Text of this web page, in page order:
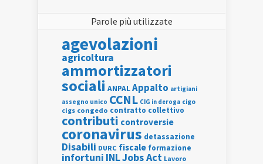
Parole più utilizzate
agevolazioni
agricoltura
ammortizzatori
sociali ANPALAppalto artigiani
assegno unico CCNL CIG in deroga cigo
cigs congedo contratto collettivo
contributi controversie
coronavirus detassazione
Disabili DURC fiscale formazione
infortuni INLJobs Act Lavoro